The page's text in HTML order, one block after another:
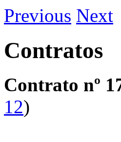
Previous Next
Contratos
Contrato nº
12)